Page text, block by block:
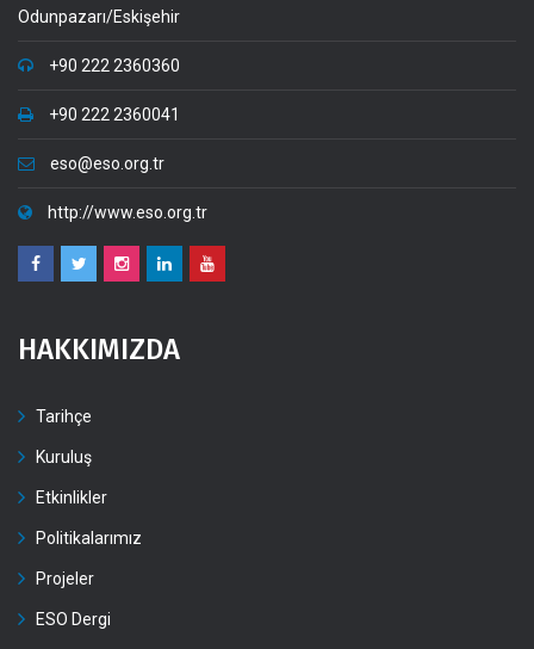
Odunpazarı/Eskişehir
+90 222 2360360
+90 222 2360041
eso@eso.org.tr
http://www.eso.org.tr
HAKKIMIZDA
Tarihçe
Kuruluş
Etkinlikler
Politikalarımız
Projeler
ESO Dergi